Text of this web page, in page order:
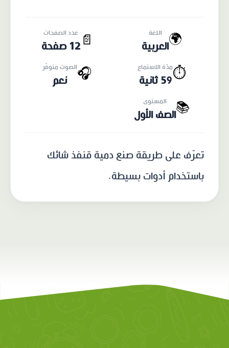
🌍 اللغة
العربية 📄
عدد الصفحات
12 صفحة
⏱️مدّة الاستماع
59 ثانية
🎧الصوت متوفّر
نعم
📚 المستوى
الصف الأول
تعرّف على طريقة صنع دمية قنفذ شائك
باستخدام أدوات بسيطة.